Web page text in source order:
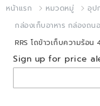
หน้าแรก หมวดหมู่ อุป
กล่องเก็บอาหาร กล่องถน
RRS โถข้าวเก็บความร้อน
Sign up for price